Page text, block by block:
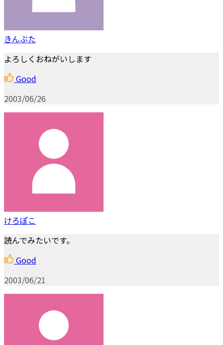
きんぶた
よろしくおねがいします
Good
2003/06/26
けろぽこ
読んでみたいです。
Good
2003/06/21